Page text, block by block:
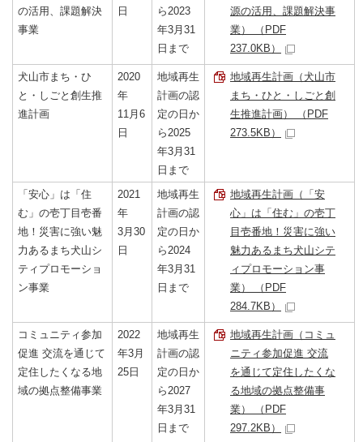
の活用、課題解決
事業
日
ら2023
年3月31
日まで
源の活用、課題解決事
業） （PDF
237.0KB）
犬山市まち・ひ
と・しごと創生推
進計画
2020
年
11月6
日
地域再生
計画の認
定の日か
ら2025
年3月31
日まで
地域再生計画（犬山市
まち・ひと・しごと創
生推進計画） （PDF
273.5KB）
「安心」は「住
む」の壱丁目壱番
地！災害に強い魅
力あるまち犬山シ
ティプロモーショ
ン事業
2021
年
3月30
日
地域再生
計画の認
定の日か
ら2024
年3月31
日まで
地域再生計画（「安
心」は「住む」の壱丁
目壱番地！災害に強い
魅力あるまち犬山シテ
ィプロモーション事
業） （PDF
284.7KB）
コミュニティ参加
促進 交流を通じて
定住したくなる地
域の拠点整備事業
2022
年3月
25日
地域再生
計画の認
定の日か
ら2027
年3月31
日まで
地域再生計画（コミュ
ニティ参加促進 交流
を通じて定住したくな
る地域の拠点整備事
業） （PDF
297.2KB）